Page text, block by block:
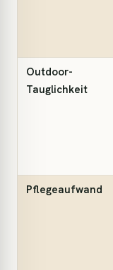
Outdoor-
Tauglichkeit
Pflegeaufwand